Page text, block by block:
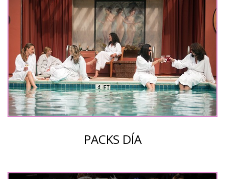
PACKS DÍA